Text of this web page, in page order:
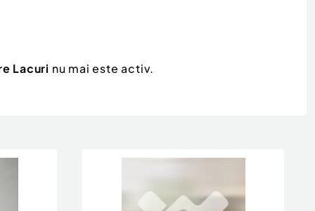
Lacuri nu mai este activ.